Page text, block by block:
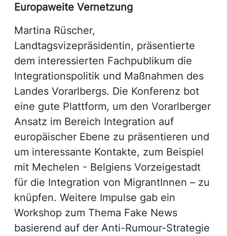
Europaweite Vernetzung
Martina Rüscher,
Landtagsvizepräsidentin, präsentierte
dem interessierten Fachpublikum die
Integrationspolitik und Maßnahmen des
Landes Vorarlbergs. Die Konferenz bot
eine gute Plattform, um den Vorarlberger
Ansatz im Bereich Integration auf
europäischer Ebene zu präsentieren und
um interessante Kontakte, zum Beispiel
mit Mechelen - Belgiens Vorzeigestadt
für die Integration von MigrantInnen – zu
knüpfen. Weitere Impulse gab ein
Workshop zum Thema Fake News
basierend auf der Anti-Rumour-Strategie